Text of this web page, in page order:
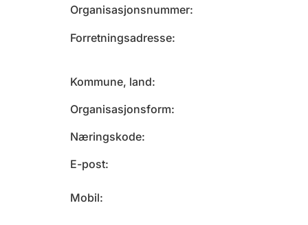
Organisasjonsnummer
Forretningsadresse
Kommune, land
Organisasjonsform
Næringskode
E-post
Mobil